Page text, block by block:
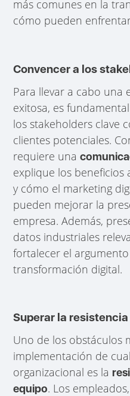
más comunes en la
cómo pueden
Convencer a los
Para llevar a cabo una
exitosa, es
los stakeholders clave
clientes potenciales.
requiere una
explique los beneficios
y cómo el marketing
pueden mejorar la
empresa. Además,
datos industriales
fortalecer el
transformación digital.
Superar la
Uno de los obstáculos
implementación de
organizacional es la
equipo. Los